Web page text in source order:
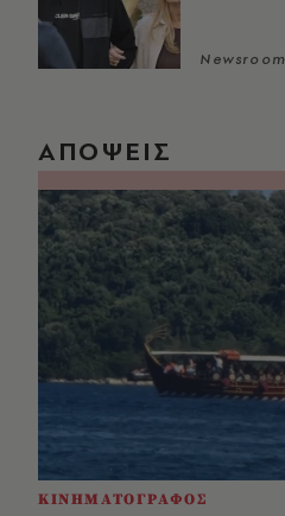
Newsroom
ΑΠΟΨΕΙΣ
ΚΙΝΗΜΑΤΟΓΡΑΦΟΣ